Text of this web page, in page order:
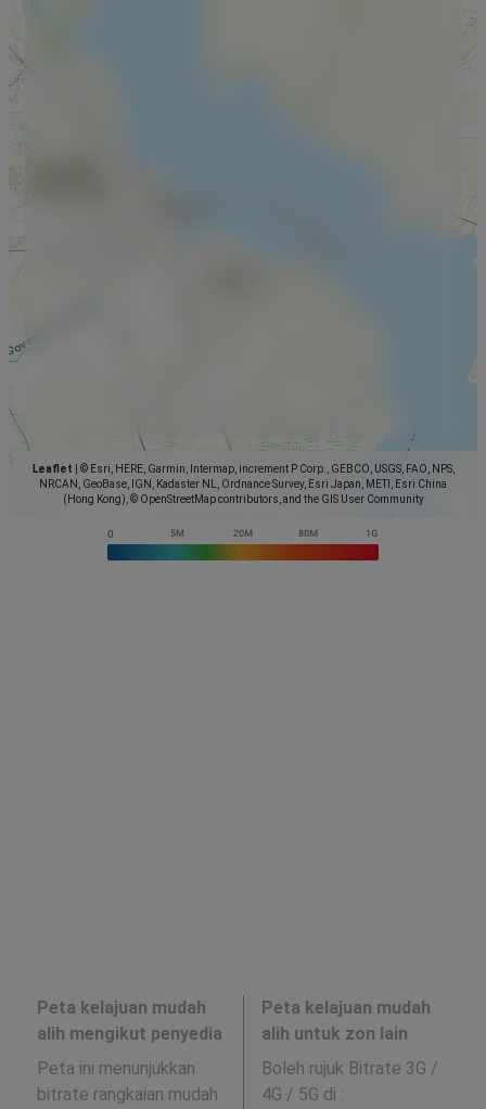
Leaflet
© Esri, HERE, Garmin, Intermap, increment P Corp., GEBCO, USGS, FAO, NPS,
NRCAN, GeoBase, IGN, Kadaster NL, Ordnance Survey, Esri Japan, METI, Esri China
(Hong Kong), © OpenStreetMap contributors, and the GIS User Community
Peta kelajuan mudah
alih mengikut penyedia
Peta ini menunjukkan
bitrate rangkaian mudah
Peta kelajuan mudah
alih untuk zon lain
Boleh rujuk Bitrate 3G /
4G / 5G di :